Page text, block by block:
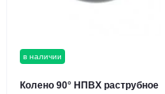
в наличии
Колено 90° НПВХ раструбное